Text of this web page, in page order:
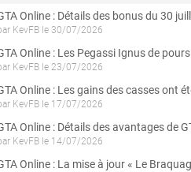
KevFB le 30/07/2026
KevFB le 23/07/2026
KevFB le 17/07/2026
KevFB le 14/07/2026